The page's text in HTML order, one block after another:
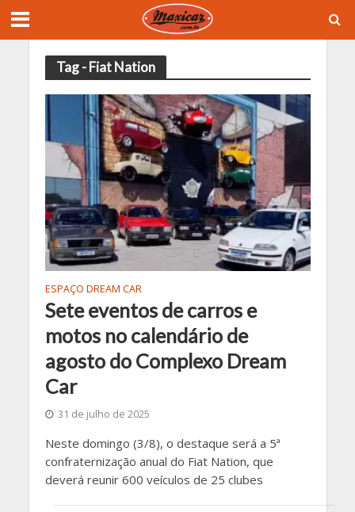
Tag - Fiat Nation
ESPAÇO DREAM CAR
Sete eventos de carros e
motos no calendário de
agosto do Complexo Dream
Car
31 de julho de 2025
Neste domingo (3/8), o destaque será a 5ª
confraternização anual do Fiat Nation, que
deverá reunir 600 veículos de 25 clubes